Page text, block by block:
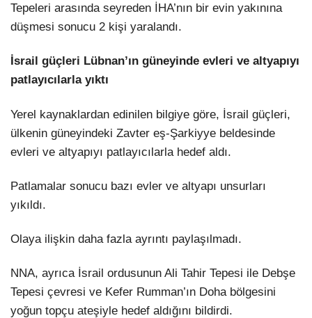
Tepeleri arasında seyreden İHA’nın bir evin yakınına
düşmesi sonucu 2 kişi yaralandı.
İsrail güçleri Lübnan’ın güneyinde evleri ve altyapıyı
patlayıcılarla yıktı
Yerel kaynaklardan edinilen bilgiye göre, İsrail güçleri,
ülkenin güneyindeki Zavter eş-Şarkiyye beldesinde
evleri ve altyapıyı patlayıcılarla hedef aldı.
Patlamalar sonucu bazı evler ve altyapı unsurları
yıkıldı.
Olaya ilişkin daha fazla ayrıntı paylaşılmadı.
NNA, ayrıca İsrail ordusunun Ali Tahir Tepesi ile Debşe
Tepesi çevresi ve Kefer Rumman’ın Doha bölgesini
yoğun topçu ateşiyle hedef aldığını bildirdi.